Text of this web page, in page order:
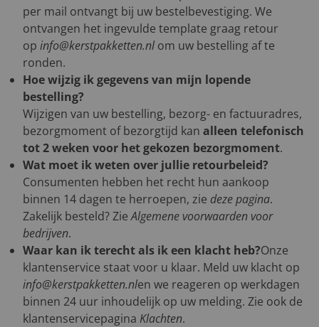
per mail ontvangt bij uw bestelbevestiging. We
ontvangen het ingevulde template graag retour
op info@kerstpakketten.nlom uw bestelling af te
ronden.
Hoe wijzig ik gegevens van mijn lopende
bestelling?
Wijzigen van uw bestelling, bezorg- en factuuradres,
bezorgmoment of bezorgtijd kan alleen telefonisch
tot 2 weken voor het gekozen bezorgmoment.
Wat moet ik weten over jullie retourbeleid?
Consumenten hebben het recht hun aankoop
binnen 14 dagen te herroepen, zie deze pagina.
Zakelijk besteld? ZieAlgemene voorwaarden voor
bedrijven.
Waar kan ik terecht als ik een klacht heb?Onze
klantenservice staat voor u klaar. Meld uw klacht op
info@kerstpakketten.nlen we reageren op werkdagen
binnen 24 uur inhoudelijk op uw melding. Zie ook de
klantenservicepagina Klachten.